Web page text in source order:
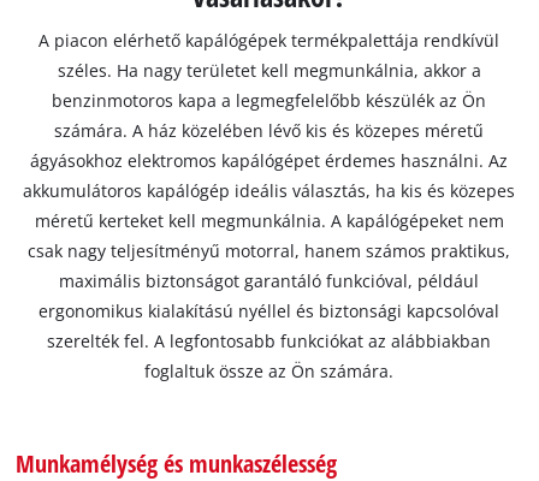
A piacon elérhető kapálógépek termékpalettája rendkívül
széles. Ha nagy területet kell megmunkálnia, akkor a
benzinmotoros kapa a legmegfelelőbb készülék az Ön
számára. A ház közelében lévő kis és közepes méretű
ágyásokhoz elektromos kapálógépet érdemes használni. Az
akkumulátoros kapálógép ideális választás, ha kis és közepes
méretű kerteket kell megmunkálnia. A kapálógépeket nem
csak nagy teljesítményű motorral, hanem számos praktikus,
maximális biztonságot garantáló funkcióval, például
ergonomikus kialakítású nyéllel és biztonsági kapcsolóval
szerelték fel. A legfontosabb funkciókat az alábbiakban
foglaltuk össze az Ön számára.
Munkamélység és munkaszélesség